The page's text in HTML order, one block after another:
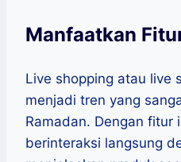
Manfaatkan
Live shopping atau live
menjadi tren yang
Ramadan. Dengan fitur
berinteraksi langsung